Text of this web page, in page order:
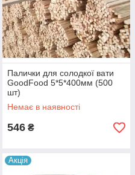
Палички для солодкої вати
GoodFood 5*5*400мм (500
шт)
Немає в наявності
546 ₴
Акція